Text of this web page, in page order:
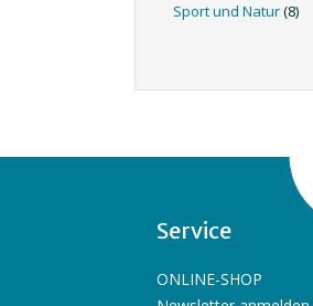
Sport und Natur(8)
Service
ONLINE-SHOP